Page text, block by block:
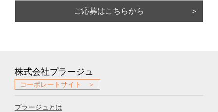
ご応募はこちらから
株式会社プラージュ
コーポレートサイト ＞
プラージュとは